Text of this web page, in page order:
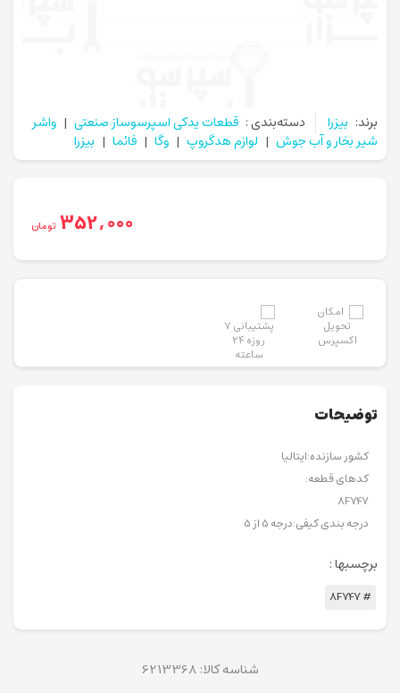
برند: بیزرا دسته‌بندی : قطعات یدکی اسپرسوساز صنعتی | واشر
شیر بخار و آب جوش | لوازم هدگروپ | وگا | فائما | بیزرا
352,000 تومان
توضیحات
کشور سازنده:ایتالیا
کدهای قطعه:
8F747
درجه بندی کیفی:درجه 5 از 5
برچسبها :
# 8F747
شناسه کالا: 6213368